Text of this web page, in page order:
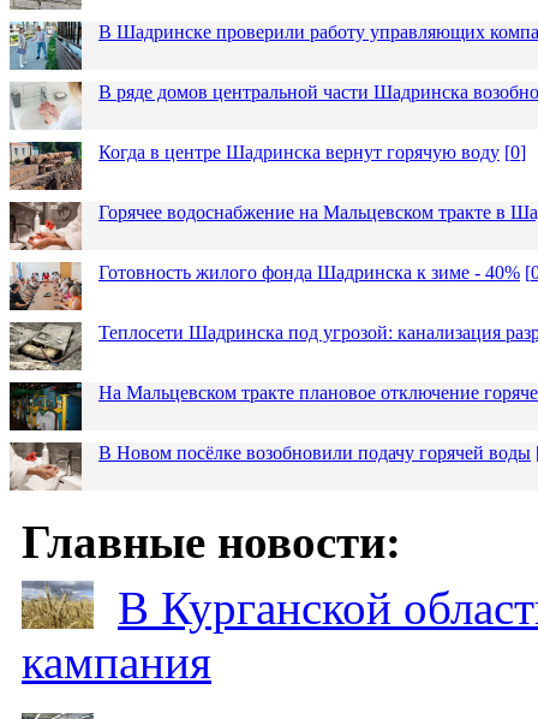
В Шадринске проверили работу управляющих
В ряде домов центральной части Шадринска
Когда в центре Шадринска вернут горячую воду [0]
Горячее водоснабжение на Мальцевском тракте в
Готовность жилого фонда Шадринска к зиме - 40% [
Теплосети Шадринска под угрозой: канализация
На Мальцевском тракте плановое отключение
В Новом посёлке возобновили подачу горячей воды
Главные новости:
В Курганской
кампания